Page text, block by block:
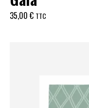
35,00 € TTC